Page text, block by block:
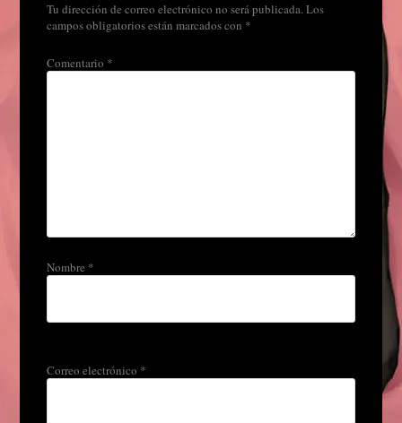
Tu dirección de correo electrónico no será publicada.Los
campos obligatorios están marcados con *
Comentario *
Nombre *
Correo electrónico *